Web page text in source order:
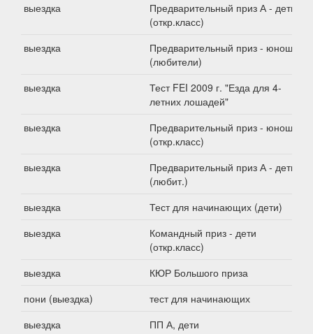
выездка
Предварительный приз А - дети
(откр.класс)
выездка
Предварительный приз - юноши
(любители)
выездка
Тест FEI 2009 г. "Езда для 4-
летних лошадей"
выездка
Предварительный приз - юноши
(откр.класс)
выездка
Предварительный приз А - дети
(любит.)
выездка
Тест для начинающих (дети)
выездка
Командный приз - дети
(откр.класс)
выездка
КЮР Большого приза
пони (выездка)
тест для начинающих
выездка
ПП А, дети